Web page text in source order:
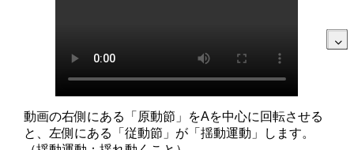
動画の右側にある「原動節」をAを中心に回転させる
と、左側にある「従動節」が「揺動運動」します。